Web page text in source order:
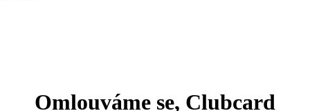
Omlouváme se, Clubcard